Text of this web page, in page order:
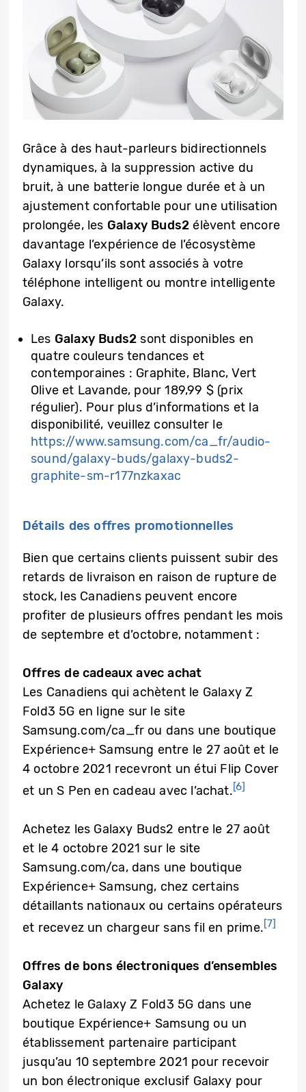
Grâce à des haut-parleurs bidirectionnels
dynamiques, à la suppression active du
bruit, à une batterie longue durée et à un
ajustement confortable pour une utilisation
prolongée, les Galaxy Buds2 élèvent encore
davantage l’expérience de l’écosystème
Galaxy lorsqu’ils sont associés à votre
téléphone intelligent ou montre intelligente
Galaxy.
Les Galaxy Buds2 sont disponibles en
quatre couleurs tendances et
contemporaines : Graphite, Blanc, Vert
Olive et Lavande, pour 189,99 $ (prix
régulier). Pour plus d’informations et la
disponibilité, veuillez consulter le
https://www.samsung.com/ca_fr/audio-
sound/galaxy-buds/galaxy-buds2-
graphite-sm-r177nzkaxac
Détails des offres promotionnelles
Bien que certains clients puissent subir des
retards de livraison en raison de rupture de
stock, les Canadiens peuvent encore
profiter de plusieurs offres pendant les mois
de septembre et d’octobre, notamment :
Offres de cadeaux avec achat
Les Canadiens qui achètent le Galaxy Z
Fold3 5G en ligne sur le site
Samsung.com/ca_fr ou dans une boutique
Expérience+ Samsung entre le 27 août et le
4 octobre 2021 recevront un étui Flip Cover
et un S Pen en cadeau avec l’achat. [6]
Achetez les Galaxy Buds2 entre le 27 août
et le 4 octobre 2021 sur le site
Samsung.com/ca, dans une boutique
Expérience+ Samsung, chez certains
détaillants nationaux ou certains opérateurs
et recevez un chargeur sans fil en prime. [7]
Offres de bons électroniques d’ensembles
Galaxy
Achetez le Galaxy Z Fold3 5G dans une
boutique Expérience+ Samsung ou un
établissement partenaire participant
jusqu’au 10 septembre 2021 pour recevoir
un bon électronique exclusif Galaxy pour